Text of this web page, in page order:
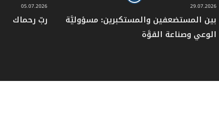
29.07.2026
بين المستضعفين والمستكبرين: مسؤوليَّة
الوعي وصناعة القوَّة
05.07.2026
ربّ رحماك